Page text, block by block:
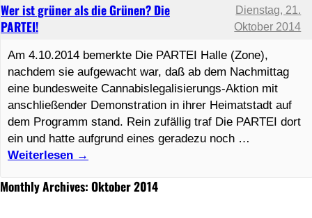
Monthly Archives: Oktober 2014
Wer ist grüner als die Grünen? Die
PARTEI!
Dienstag, 21.
Oktober 2014
Am 4.10.2014 bemerkte Die PARTEI Halle (Zone),
nachdem sie aufgewacht war, daß ab dem Nachmittag
eine bundesweite Cannabislegalisierungs-Aktion mit
anschließender Demonstration in ihrer Heimatstadt auf
dem Programm stand. Rein zufällig traf Die PARTEI dort
ein und hatte aufgrund eines geradezu noch …
Weiterlesen →